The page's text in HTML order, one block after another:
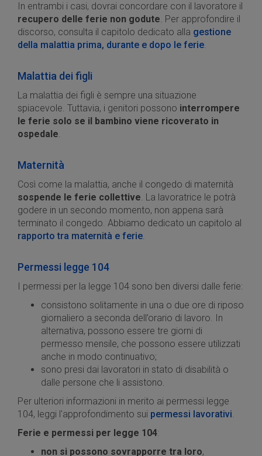
In entrambi i casi, dovrai concordare con il lavoratore il
recupero delle ferie non godute. Per approfondire il
discorso, consulta il capitolo dedicato alla gestione
della malattia prima, durante e dopo le ferie.
Malattia dei figli
La malattia dei figli è sempre una situazione
spiacevole. Tuttavia, i genitori possono interrompere
le ferie solo se il bambino viene ricoverato in
ospedale.
Maternità
Così come la malattia, anche il congedo di maternità
sospende le ferie collettive. La lavoratrice le potrà
godere in un secondo momento, non appena sarà
terminato il congedo. Abbiamo dedicato un capitolo al
rapporto tra maternità e ferie.
Permessi legge 104
I permessi per la legge 104 sono ben diversi dalle ferie:
consistono solitamente in una o due ore di riposo
giornaliero a seconda dell’orario di lavoro. In
alternativa, possono essere tre giorni di
permesso mensile, che possono essere utilizzati
anche in modo continuativo;
sono presi dai lavoratori in stato di disabilità o
dalle persone che li assistono.
Per ulteriori informazioni in merito ai permessi legge
104, leggi l'approfondimento sui permessi lavorativi.
Ferie e permessi per legge 104:
non si possono sovrapporre tra loro,